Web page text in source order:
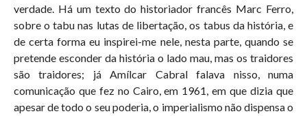
verdade. Há um texto do historiador francês Marc Ferro,
sobre o tabu nas lutas de libertação, os tabus da história, e
de certa forma eu inspirei-me nele, nesta parte, quando se
pretende esconder da história o lado mau, mas os traidores
são traidores; já Amílcar Cabral falava nisso, numa
comunicação que fez no Cairo, em 1961, em que dizia que
apesar de todo o seu poderia, o imperialismo não dispensa o